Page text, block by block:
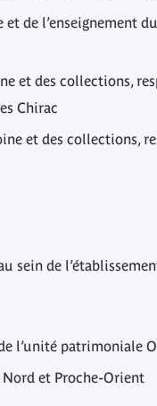
de l’enseignement
et des collections,
Chirac
et des collections,
sein de
l’unité patrimoniale
et Proche-Orient